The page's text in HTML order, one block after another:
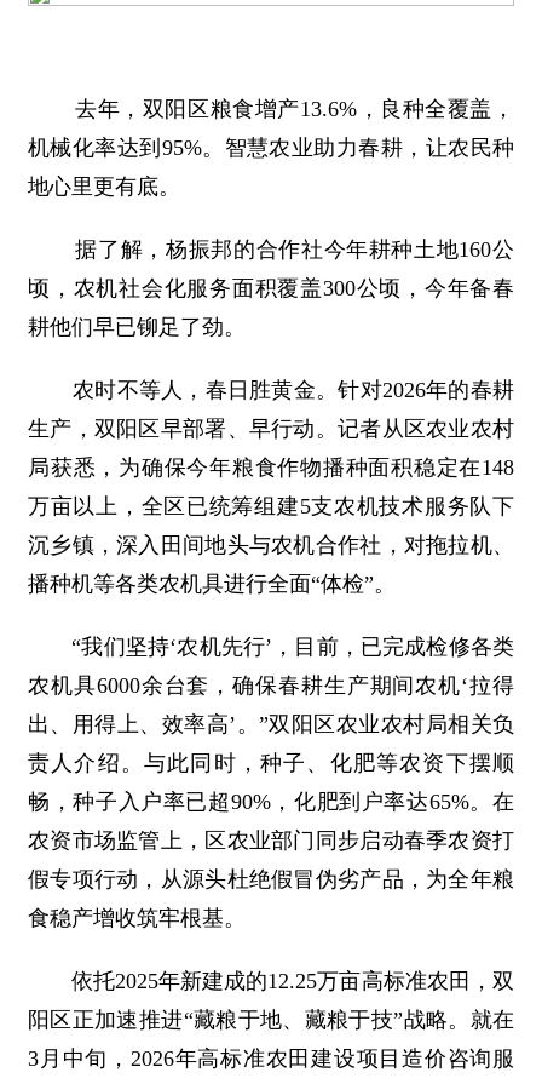
去年，双阳区粮食增产13.6%，良种全覆盖，
机械化率达到95%。智慧农业助力春耕，让农民种
地心里更有底。
据了解，杨振邦的合作社今年耕种土地160公
顷，农机社会化服务面积覆盖300公顷，今年备春
耕他们早已铆足了劲。
农时不等人，春日胜黄金。针对2026年的春耕
生产，双阳区早部署、早行动。记者从区农业农村
局获悉，为确保今年粮食作物播种面积稳定在148
万亩以上，全区已统筹组建5支农机技术服务队下
沉乡镇，深入田间地头与农机合作社，对拖拉机、
播种机等各类农机具进行全面“体检”。
“我们坚持‘农机先行’，目前，已完成检修各类
农机具6000余台套，确保春耕生产期间农机‘拉得
出、用得上、效率高’。”双阳区农业农村局相关负
责人介绍。与此同时，种子、化肥等农资下摆顺
畅，种子入户率已超90%，化肥到户率达65%。在
农资市场监管上，区农业部门同步启动春季农资打
假专项行动，从源头杜绝假冒伪劣产品，为全年粮
食稳产增收筑牢根基。
依托2025年新建成的12.25万亩高标准农田，双
阳区正加速推进“藏粮于地、藏粮于技”战略。就在
3月中旬，2026年高标准农田建设项目造价咨询服